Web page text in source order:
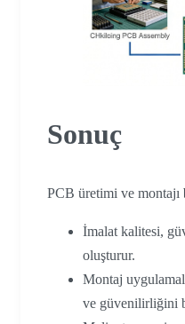
Sonuç
PCB üretimi ve montajı
İmalat kalitesi,
oluşturur.
Montaj
ve güvenilirliğini